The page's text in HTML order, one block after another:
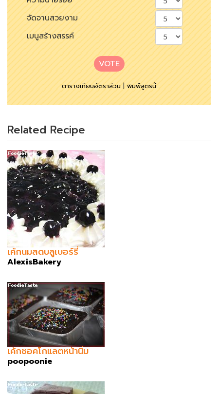
จัดจานสวยงาม
เมนูสร้างสรรค์
VOTE
ตารางเทียบอัตราส่วน|พิมพ์สูตรนี้
Related Recipe
เค้กนมสดบลูเบอร์รี่
AlexisBakery
เค้กชอคโกแลตหน้านิ่ม
poopoonie